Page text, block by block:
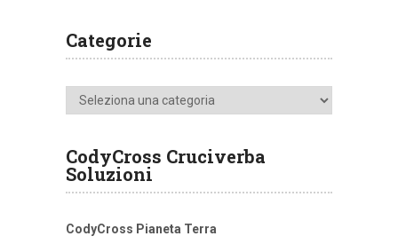
Categorie
Categorie
CodyCross Cruciverba
Soluzioni
CodyCross Pianeta Terra